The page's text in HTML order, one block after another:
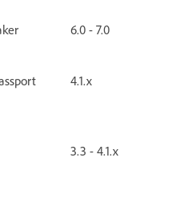
6.0 - 7.0
4.1.x
3.3 - 4.1.x